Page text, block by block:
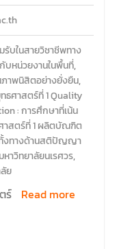
บในสายวิชาชีพทาง
บหน่วยงานในพื้นที่,
าพนิสิตอย่างยั่งยืน,
ธศาสตร์ที่ 1 Quality
: การศึกษาที่เน้น
าสตร์ที่ 1 ผลิตบัณฑิต
งทางด้านสติปัญญา
วิทยาลัยนเรศวร,
ย
ร์
Read more